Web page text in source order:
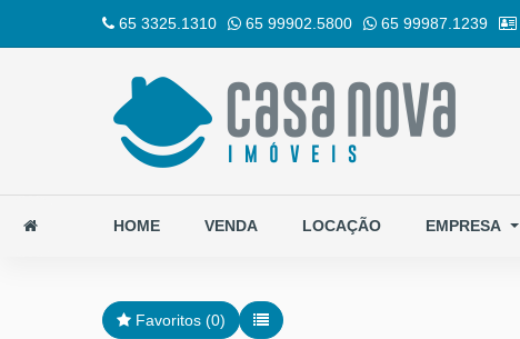
65 3325.1310 65 99902.5800 65 99987.1239
HOME VENDA LOCAÇÃO EMPRESA
Favoritos (0)